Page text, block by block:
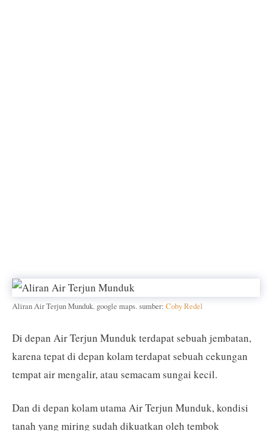
Aliran Air Terjun Munduk. google maps. sumber: Coby Redel
Di depan Air Terjun Munduk terdapat sebuah jembatan,
karena tepat di depan kolam terdapat sebuah cekungan
tempat air mengalir, atau semacam sungai kecil.
Dan di depan kolam utama Air Terjun Munduk, kondisi
tanah yang miring sudah dikuatkan oleh tembok